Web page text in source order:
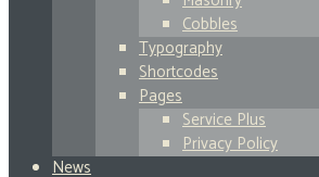
Cobbles
Typography
Shortcodes
Pages
Service Plus
Privacy Policy
News